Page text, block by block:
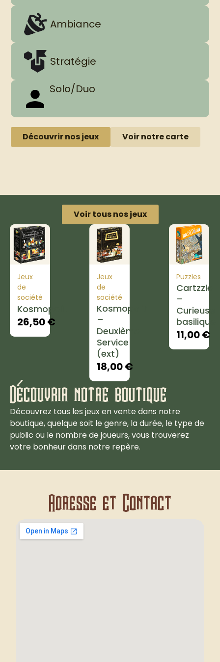
Ambiance
Stratégie
Solo/Duo
Découvrir nos jeux Voir notre carte
Découvrir notre boutique
Découvrez tous les jeux en vente dans notre
boutique, quelque soit le genre, la durée, le type de
public ou le nombre de joueurs, vous trouverez
votre bonheur dans notre repère.
Jeux
de
société
Kosmopolit
26,50€
Jeux
de
société
Kosmopolit
–
Deuxième
Service
(ext)
18,00€
Puzzles
Cartzzle
–
Curieuse
basilique
11,00€
Voir tous nos jeux
Adresse et Contact